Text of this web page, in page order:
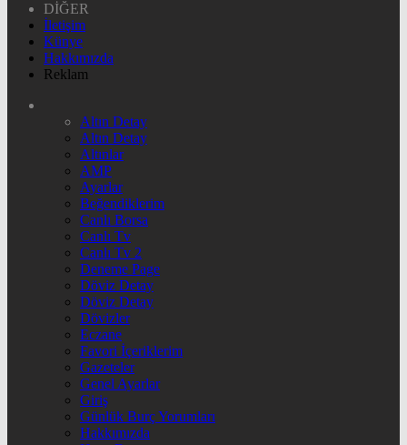
DİĞER
İletişim
Künye
Hakkımızda
Reklam
Altın Detay
Altın Detay
Altınlar
AMP
Ayarlar
Beğendiklerim
Canlı Borsa
Canlı Tv
Canlı Tv 2
Deneme Page
Döviz Detay
Döviz Detay
Dövizler
Eczane
Favori İçeriklerim
Gazeteler
Genel Ayarlar
Giriş
Günlük Burç Yorumları
Hakkımızda